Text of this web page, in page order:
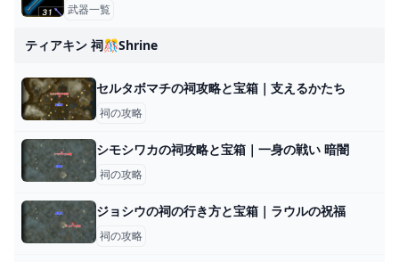
武器一覧
ティアキン 祠🎊shrine
セルタボマチの祠攻略と宝箱｜支えるかたち
祠の攻略
シモシワカの祠攻略と宝箱｜一身の戦い 暗闇
祠の攻略
ジョシウの祠の行き方と宝箱｜ラウルの祝福
祠の攻略